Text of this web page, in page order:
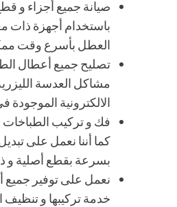
صيانة جميع أجزاء و
باستخدام أجهزة ذات
العطل بأسرع وقت
تصليح جميع أعطال
مشاكل العدسة
الالكترونية الموجودة
فك و تركيب الطباخات
كما أننا نعمل على
بسرعة بقطع أصلية و
نعمل على توفير جميع
خدمة تركيبها و تنظيف